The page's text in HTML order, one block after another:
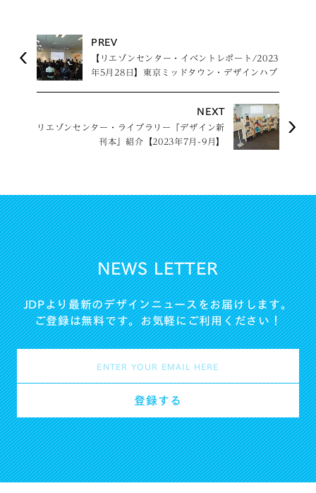
PREV
【リエゾンセンター・イベントレポート/2023
年5月28日】東京ミッドタウン・デザインハブ
NEXT
リエゾンセンター・ライブラリー「デザイン新
刊本」紹介【2023年7月-9月】
NEWS LETTER
JDPより最新のデザインニュースをお届けします。
ご登録は無料です。お気軽にご利用ください！